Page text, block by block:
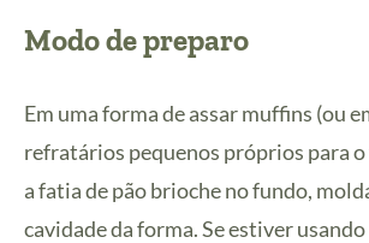
Modo de preparo
Em uma forma de assar muffins (ou
refratários pequenos próprios para
a fatia de pão brioche no fundo,
cavidade da forma. Se estiver